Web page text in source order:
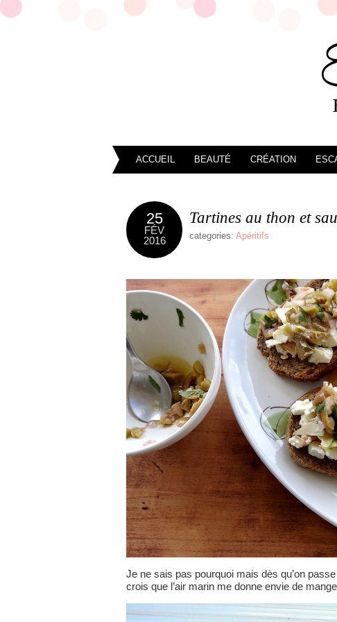
ACCUEIL BEAUTÉ CRÉATION
25
FÉV
2016
Tartines au thon et
categories: Apéritifs
Je ne sais pas pourquoi mais dès qu’on
crois que l’air marin me donne envie de